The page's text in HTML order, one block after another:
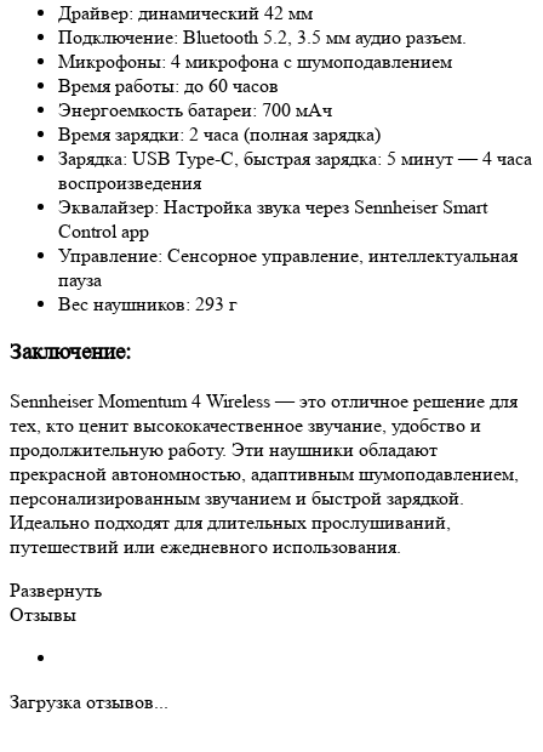
Драйвер: динамический 42 мм
Подключение: Bluetooth 5.2, 3.5 мм аудио разъем.
Микрофоны: 4 микрофона с шумоподавлением
Время работы: до 60 часов
Энергоемкость батареи: 700 мАч
Время зарядки: 2 часа (полная зарядка)
Зарядка: USB Type-C, быстрая зарядка: 5 минут — 4 часа
воспроизведения
Эквалайзер: Настройка звука через Sennheiser Smart
Control app
Управление: Сенсорное управление, интеллектуальная
пауза
Вес наушников: 293 г
Заключение:
Sennheiser Momentum 4 Wireless — это отличное решение для
тех, кто ценит высококачественное звучание, удобство и
продолжительную работу. Эти наушники обладают
прекрасной автономностью, адаптивным шумоподавлением,
персонализированным звучанием и быстрой зарядкой.
Идеально подходят для длительных прослушиваний,
путешествий или ежедневного использования.
Развернуть
Отзывы
Загрузка отзывов...